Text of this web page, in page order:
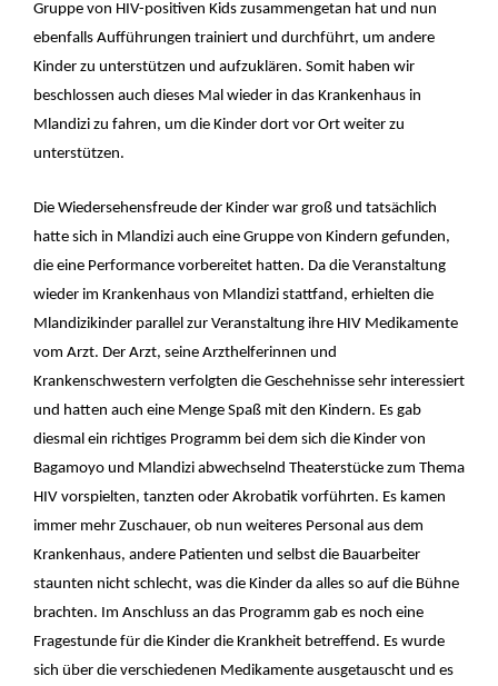
Gruppe von HIV-positiven Kids zusammengetan hat und nun
ebenfalls Aufführungen trainiert und durchführt, um andere
Kinder zu unterstützen und aufzuklären. Somit haben wir
beschlossen auch dieses Mal wieder in das Krankenhaus in
Mlandizi zu fahren, um die Kinder dort vor Ort weiter zu
unterstützen.
Die Wiedersehensfreude der Kinder war groß und tatsächlich
hatte sich in Mlandizi auch eine Gruppe von Kindern gefunden,
die eine Performance vorbereitet hatten. Da die Veranstaltung
wieder im Krankenhaus von Mlandizi stattfand, erhielten die
Mlandizikinder parallel zur Veranstaltung ihre HIV Medikamente
vom Arzt. Der Arzt, seine Arzthelferinnen und
Krankenschwestern verfolgten die Geschehnisse sehr interessiert
und hatten auch eine Menge Spaß mit den Kindern. Es gab
diesmal ein richtiges Programm bei dem sich die Kinder von
Bagamoyo und Mlandizi abwechselnd Theaterstücke zum Thema
HIV vorspielten, tanzten oder Akrobatik vorführten. Es kamen
immer mehr Zuschauer, ob nun weiteres Personal aus dem
Krankenhaus, andere Patienten und selbst die Bauarbeiter
staunten nicht schlecht, was die Kinder da alles so auf die Bühne
brachten. Im Anschluss an das Programm gab es noch eine
Fragestunde für die Kinder die Krankheit betreffend. Es wurde
sich über die verschiedenen Medikamente ausgetauscht und es